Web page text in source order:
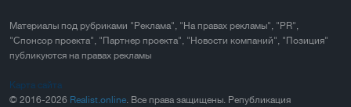
Материалы под рубриками "Реклама", "На правах рекламы", "PR",
"Спонсор проекта", "Партнер проекта", "Новости компаний", "Позиция"
публикуются на правах рекламы
Карта сайта
© 2016-2026 Realist.online. Все права защищены. Републикация